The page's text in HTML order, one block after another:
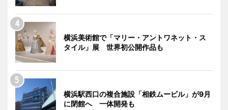
横浜美術館で「マリー・アントワネット・ス
タイル」展 世界初公開作品も
横浜駅西口の複合施設「相鉄ムービル」が9月
に閉館へ 一体開発も